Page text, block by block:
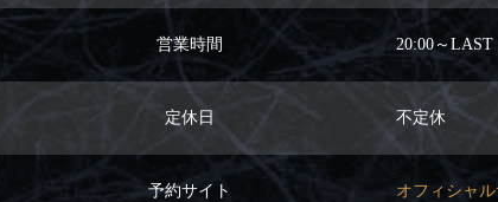
営業時間 20:00～LAST
定休日 不定休
予約サイト オフィシャル